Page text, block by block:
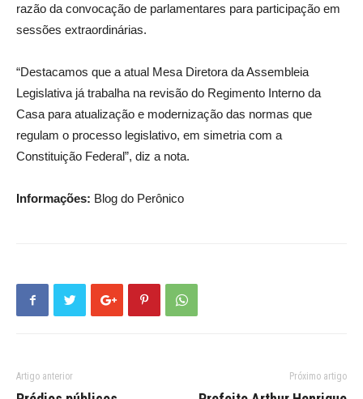
razão da convocação de parlamentares para participação em
sessões extraordinárias.
“Destacamos que a atual Mesa Diretora da Assembleia
Legislativa já trabalha na revisão do Regimento Interno da
Casa para atualização e modernização das normas que
regulam o processo legislativo, em simetria com a
Constituição Federal”, diz a nota.
Informações: Blog do Perônico
Artigo anterior Próximo artigo